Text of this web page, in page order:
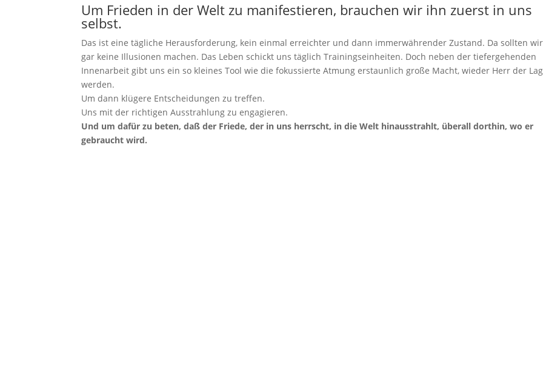
Um Frieden in der Welt zu manifestieren, brauchen wir ihn zuerst in uns
selbst.
Das ist eine tägliche Herausforderung, kein einmal erreichter und dann immerwährender Zustand. Da sollten
gar keine Illusionen machen. Das Leben schickt uns täglich Trainingseinheiten. Doch neben der tiefergehenden
Innenarbeit gibt uns ein so kleines Tool wie die fokussierte Atmung erstaunlich große Macht, wieder Herr der
werden.
Um dann klügere Entscheidungen zu treffen.
Uns mit der richtigen Ausstrahlung zu engagieren.
Und um dafür zu beten, daß der Friede, der in uns herrscht, in die Welt hinausstrahlt, überall dorthin, wo er
gebraucht wird.